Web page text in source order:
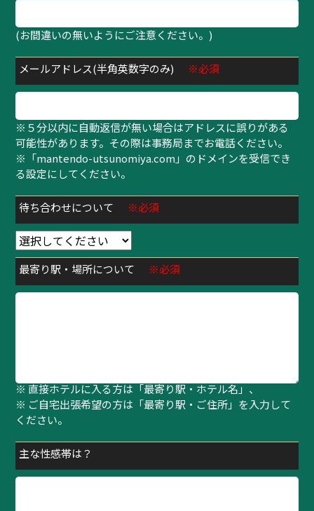
(お間違いの無いようにご注意ください。)
メールアドレス(半角英数字のみ) ※必須
※５分以内に自動返信が無い場合はアドレスに誤りがある
可能性があります。その際は事務局までお電話ください。
※「mantendo-utsunomiya.com」のドメインを受信でき
る設定にしてください。
待ち合わせについて ※必須
最寄り駅・場所について ※必須
※ 直接ホテルに入る方は「最寄り駅・ホテル名」、
※ ご自宅出張希望の方は「最寄り駅・ご住所」を入力して
ください。
主な性感帯は？